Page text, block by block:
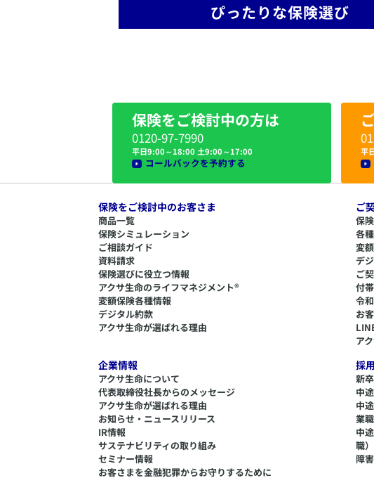
ぴったりな保険選び
保険をご検討中の方は
0120-97-7990
平日9:00～18:00 土9:00～17:00
コールバックを予約する
平
保険をご検討中のお客さま
商品一覧
保険シミュレーション
ご相談ガイド
資料請求
保険選びに役立つ情報
​アクサ生命のライフマネジメント®
変額保険各種情報
デジタル約款
アクサ生命が選ばれる理由
ご
保
各
変
デ
ご
付
令
お
ア
企業情報
アクサ生命について
代表取締役社長からのメッセージ
アクサ生命が選ばれる理由
お知らせ・ニュースリリース
IR情報
サステナビリティの取り組み
セミナー情報
​お客さまを金融犯罪からお守りするために
採
新
中
中
業職
中
職）
障